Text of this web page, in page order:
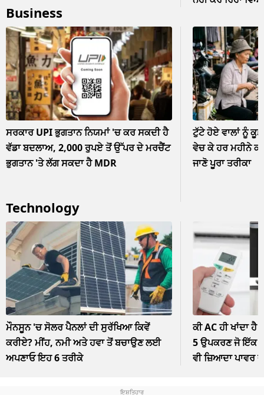
Business
ਸਰਕਾਰ UPI ਭੁਗਤਾਨ ਨਿਯਮਾਂ 'ਚ ਕਰ ਸਕਦੀ ਹੈ
ਵੱਡਾ ਬਦਲਾਅ, 2,000 ਰੁਪਏ ਤੋਂ ਉੱਪਰ ਦੇ ਮਰਚੈਂਟ
ਭੁਗਤਾਨ 'ਤੇ ਲੱਗ ਸਕਦਾ ਹੈ MDR
ਟੁੱਟੇ ਹੋਏ ਵਾਲਾਂ ਨੂੰ
ਵੇਚ ਕੇ ਹਰ ਮਹੀਨੇ
ਜਾਣੋ ਪੂਰਾ ਤਰੀਕਾ
Technology
ਮੌਨਸੂਨ 'ਚ ਸੋਲਰ ਪੈਨਲਾਂ ਦੀ ਸੁਰੱਖਿਆ ਕਿਵੇਂ
ਕਰੀਏ? ਮੀਂਹ, ਨਮੀ ਅਤੇ ਹਵਾ ਤੋਂ ਬਚਾਉਣ ਲਈ
ਅਪਣਾਓ ਇਹ 6 ਤਰੀਕੇ
ਕੀ AC ਹੀ ਖਾਂਦਾ
5 ਉਪਕਰਣ ਜੋ ਇੱਕ
ਵੀ ਜ਼ਿਆਦਾ ਪਾਵਰ